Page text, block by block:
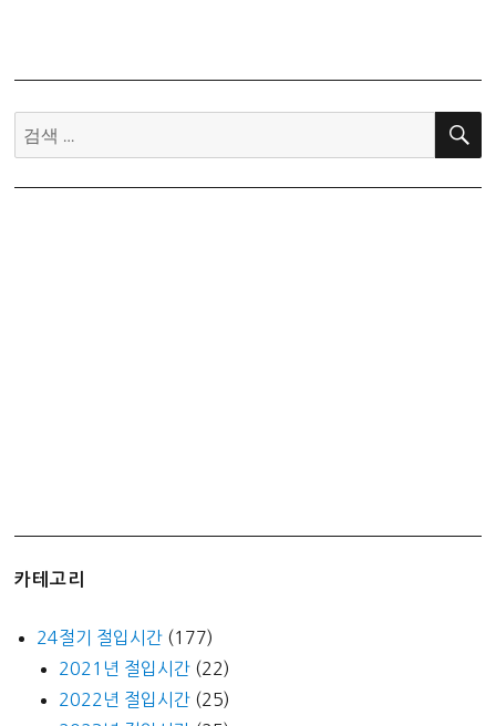
검
색:
검
카테고리
24절기 절입시간 (177)
2021년 절입시간 (22)
2022년 절입시간 (25)